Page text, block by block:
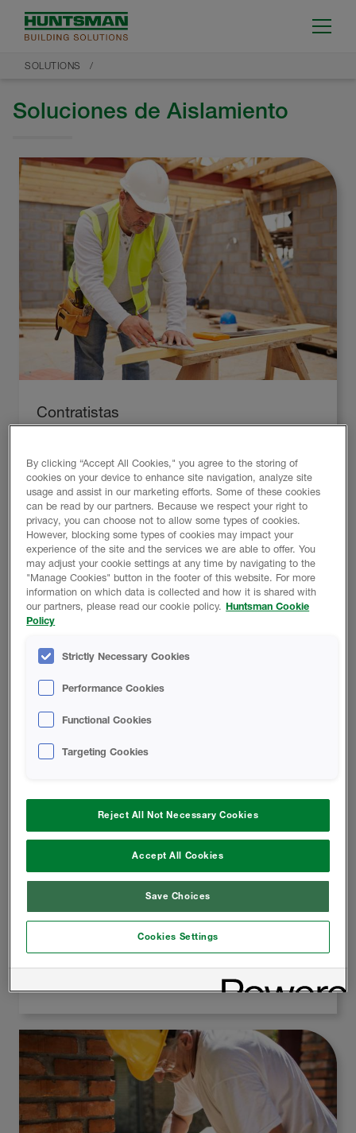
SOLUTIONS
Soluciones de Aislamiento
Contratistas
mejorado y tiempos de terminación de trabajo más
cortos con el aislamiento de espuma en spray.
Saber más
Arquitectos
El sellado de aire con aislamiento es la solución ideal
para los arquitectos que desean diseñar
creativamente sin comprometer la integridad
Saber más
By clicking “Accept All Cookies," you agree to the storing of
cookies on your device to enhance site navigation, analyze site
usage and assist in our marketing efforts. Some of these cookies
can be read by our partners. Because we respect your right to
privacy, you can choose not to allow some types of cookies.
However, blocking some types of cookies may impact your
experience of the site and the services we are able to offer. You
may adjust your cookie settings at any time by navigating to the
"Manage Cookies" button in the footer of this website. For more
information on which data is collected and how it is shared with
our partners, please read our cookie policy. Huntsman Cookie
Policy
Strictly Necessary Cookies
Performance Cookies
Functional Cookies
Targeting Cookies
Reject All Not Necessary Cookies
Accept All Cookies
Save Choices
Cookies Settings